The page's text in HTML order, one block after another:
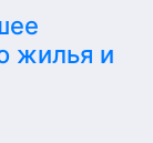
жилья и